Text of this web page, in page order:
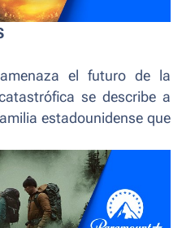
el futuro de la
se describe a
estadounidense que